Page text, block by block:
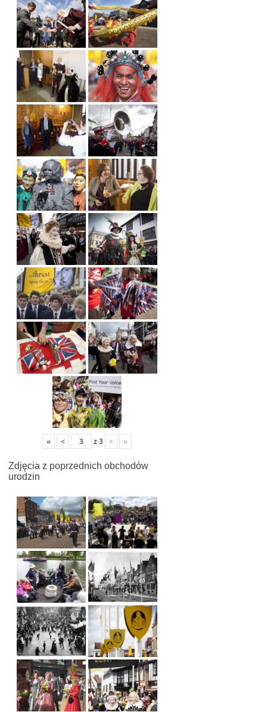
« < z3 > »
Zdjęcia z poprzednich obchodów
urodzin